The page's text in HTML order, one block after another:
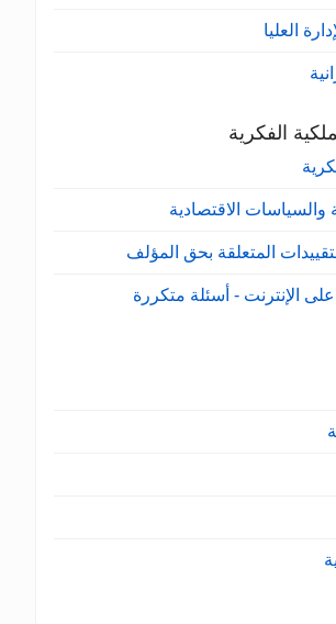
العليا
الفكرية
والسياسات الاقتصادية
المتعلقة بحق المؤلف
الإنترنت - أسئلة متكررة